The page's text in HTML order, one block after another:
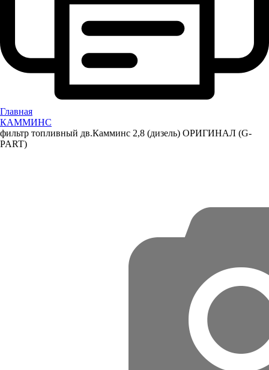
Главная
КАММИНС
фильтр топливный дв.Камминс 2,8 (дизель) ОРИГИНАЛ (G-
PART)